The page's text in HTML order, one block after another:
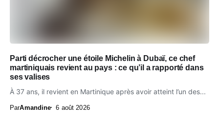
Parti décrocher une étoile Michelin à Dubaï, ce chef
martiniquais revient au pays : ce qu’il a rapporté dans
ses valises
À 37 ans, il revient en Martinique après avoir atteint l’un des...
ParAmandine 6 août 2026